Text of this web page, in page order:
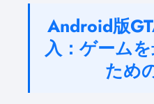
Android版
入：ゲーム
ため